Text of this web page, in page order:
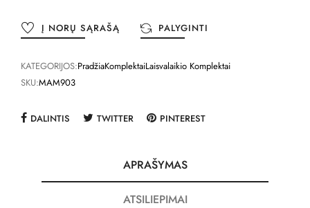
Į NORŲ SĄRAŠĄ PALYGINTI
KATEGORIJOS:PradžiaKomplektaiLaisvalaikio Komplektai
SKU:MAM903
DALINTIS TWITTER PINTEREST
APRAŠYMAS
ATSILIEPIMAI